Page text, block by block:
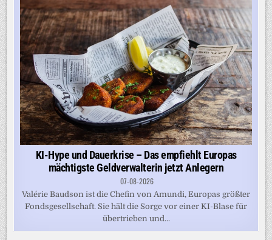
KI-Hype und Dauerkrise – Das empfiehlt Europas
mächtigste Geldverwalterin jetzt Anlegern
07-08-2026
Valérie Baudson ist die Chefin von Amundi, Europas größter
Fondsgesellschaft. Sie hält die Sorge vor einer KI-Blase für
übertrieben und...